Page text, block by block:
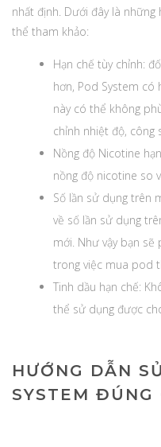
nhất định. Dưới đây là
thể tham khảo:
Hạn chế tùy chỉnh:
hơn, Pod System có
này có thể không
chỉnh nhiệt độ, công
Nồng độ Nicotine
nồng độ nicotine so
Số lần sử dụng trên
về số lần sử dụng
mới. Như vậy bạn
trong việc mua pod
Tinh dầu hạn chế:
thể sử dụng được
HƯỚNG DẪN
SYSTEM ĐÚNG